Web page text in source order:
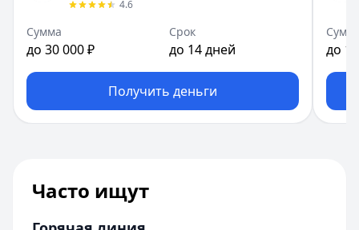
4.6
Сумма
до 30 000 ₽
Срок
до 14 дней
Получить деньги
до
Часто ищут